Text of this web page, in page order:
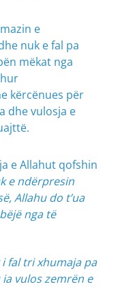
e
nuk e fal pa
mëkat nga
kërcënues për
dhe vulosja e
e Allahut qofshin
e ndërpresin
Allahu do t’ua
nga të
i fal tri xhumaja pa
vulos zemrën e